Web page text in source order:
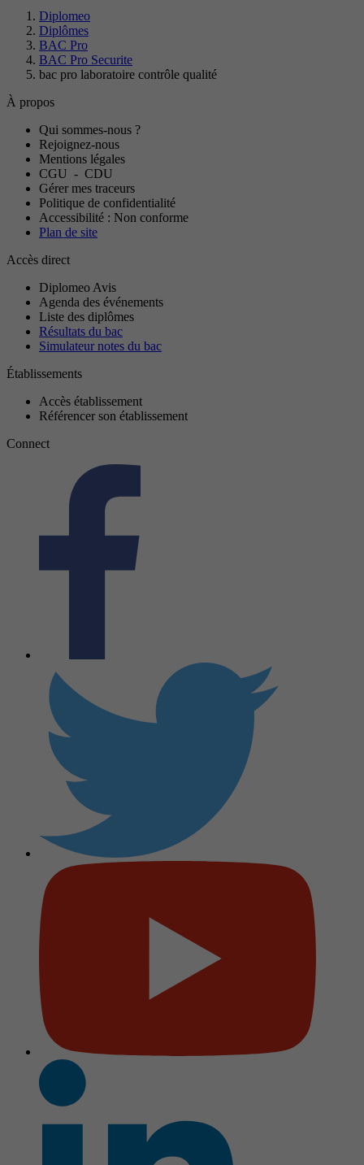
Diplomeo
Diplômes
BAC Pro
BAC Pro Securite
bac pro laboratoire contrôle qualité
À propos
Qui sommes-nous ?
Rejoignez-nous
Mentions légales
CGU - CDU
Gérer mes traceurs
Politique de confidentialité
Accessibilité : Non conforme
Plan de site
Accès direct
Diplomeo Avis
Agenda des événements
Liste des diplômes
Résultats du bac
Simulateur notes du bac
Établissements
Accès établissement
Référencer son établissement
Connect